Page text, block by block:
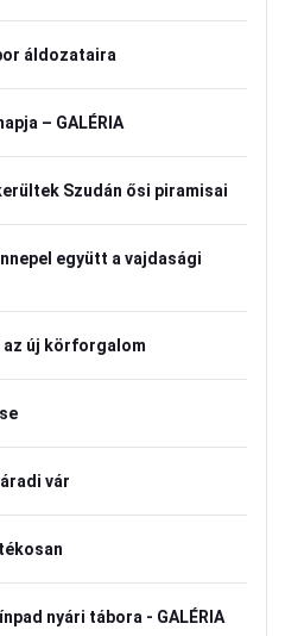
áldozataira
– GALÉRIA
Szudán ősi piramisai
együtt a vajdasági
az új körforgalom
vár
nyári tábora - GALÉRIA